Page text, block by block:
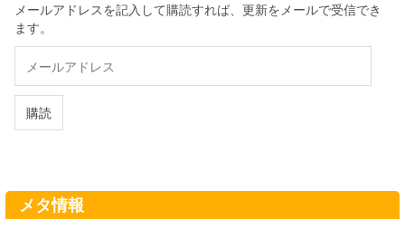
メールアドレスを記入して購読すれば、更新をメールで受信でき
ます。
ル
ド
購読
メタ情報